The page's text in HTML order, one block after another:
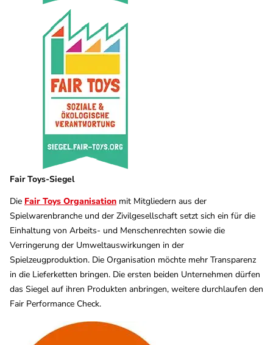
Fair Toys-Siegel
Die Fair Toys Organisation mit Mitgliedern aus der
Spielwarenbranche und der Zivilgesellschaft setzt sich ein für die
Einhaltung von Arbeits- und Menschenrechten sowie die
Verringerung der Umweltauswirkungen in der
Spielzeugproduktion. Die Organisation möchte mehr Transparenz
in die Lieferketten bringen. Die ersten beiden Unternehmen dürfen
das Siegel auf ihren Produkten anbringen, weitere durchlaufen den
Fair Performance Check.